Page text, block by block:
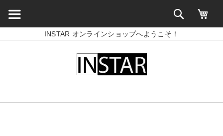
INSTAR オンラインショップへようこそ！